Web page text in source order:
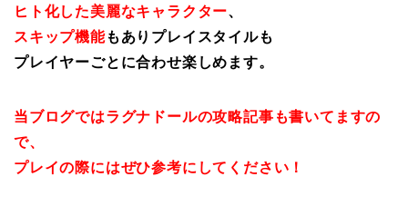
ヒト化した美麗なキャラクター、
スキップ機能もありプレイスタイルも
プレイヤーごとに合わせ楽しめます。
当ブログではラグナドールの攻略記事も書いてますの
で、
プレイの際にはぜひ参考にしてください！